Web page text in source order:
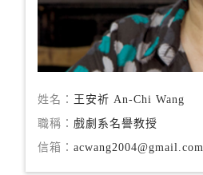
姓名： 王安祈 An-Chi Wang
職稱： 戲劇系名譽教授
信箱：acwang2004@gmail.com